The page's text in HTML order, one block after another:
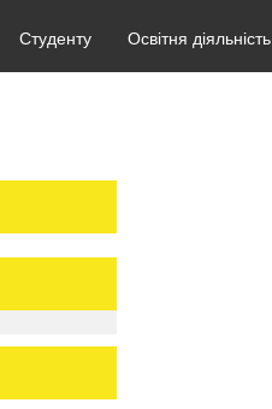
Студенту Освітня діяльність